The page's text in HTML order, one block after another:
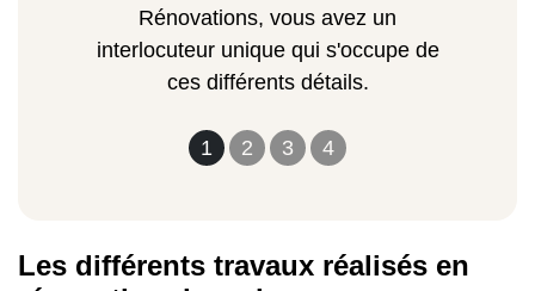
1 2 3 4
Rénovations, vous avez un
interlocuteur unique qui s'occupe de
ces différents détails.
Les différents travaux réalisés en